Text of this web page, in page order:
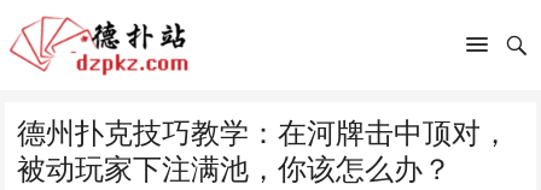
德州扑克技巧教学：在河牌击中顶对，
被动玩家下注满池，你该怎么办？